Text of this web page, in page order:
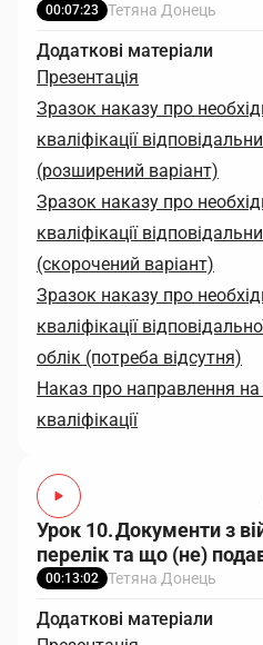
00:07:23 Тетяна Донець
Додаткові матеріали
Презентація
Зразок наказу про
кваліфікації
(розширений варіант)
Зразок наказу про
кваліфікації
(скорочений варіант)
Зразок наказу про
кваліфікації
облік (потреба відсутня)
Наказ про направлення
кваліфікації
Урок 10. Документи з
перелік та що (не)
00:13:02 Тетяна Донець
Додаткові матеріали